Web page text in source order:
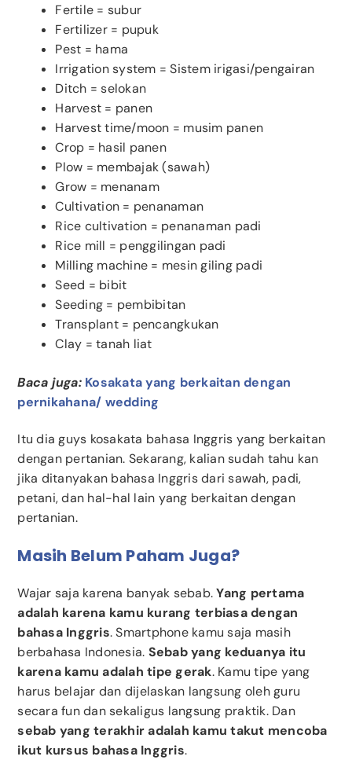
Fertile = subur
Fertilizer = pupuk
Pest = hama
Irrigation system = Sistem irigasi/pengairan
Ditch = selokan
Harvest = panen
Harvest time/moon = musim panen
Crop = hasil panen
Plow = membajak (sawah)
Grow = menanam
Cultivation = penanaman
Rice cultivation = penanaman padi
Rice mill = penggilingan padi
Milling machine = mesin giling padi
Seed = bibit
Seeding = pembibitan
Transplant = pencangkukan
Clay = tanah liat
Baca juga: Kosakata yang berkaitan dengan
pernikahana/ wedding
Itu dia guys kosakata bahasa Inggris yang berkaitan
dengan pertanian. Sekarang, kalian sudah tahu kan
jika ditanyakan bahasa Inggris dari sawah, padi,
petani, dan hal-hal lain yang berkaitan dengan
pertanian.
Masih Belum Paham Juga?
Wajar saja karena banyak sebab.Yang pertama
adalah karena kamu kurang terbiasa dengan
bahasa Inggris. Smartphone kamu saja masih
berbahasa Indonesia. Sebab yang keduanya itu
karena kamu adalah tipe gerak. Kamu tipe yang
harus belajar dan dijelaskan langsung oleh guru
secara fun dan sekaligus langsung praktik. Dan
sebab yang terakhir adalah kamu takut mencoba
ikut kursus bahasa Inggris.